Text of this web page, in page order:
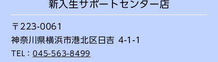
新入生サポートセンター店
〒223-0061
神奈川県横浜市港北区日吉 4-1-1
TEL： 045-563-8499